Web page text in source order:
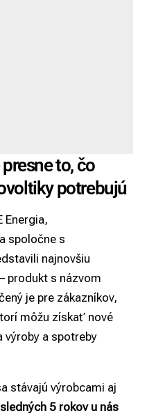
to, čo
potrebujú
Energia,
spoločne s
najnovšiu
produkt s názvom
je pre zákazníkov,
môžu získať nové
výroby a spotreby
stávajú výrobcami aj
5 rokov u nás